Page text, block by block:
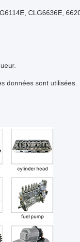
CLG6636E,
données sont utilisées.